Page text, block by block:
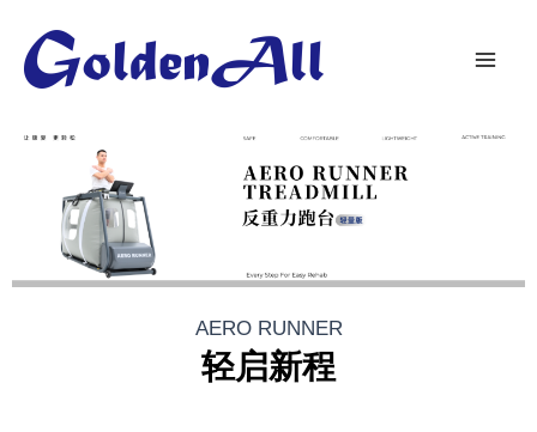
AERO RUNNER
轻启新程